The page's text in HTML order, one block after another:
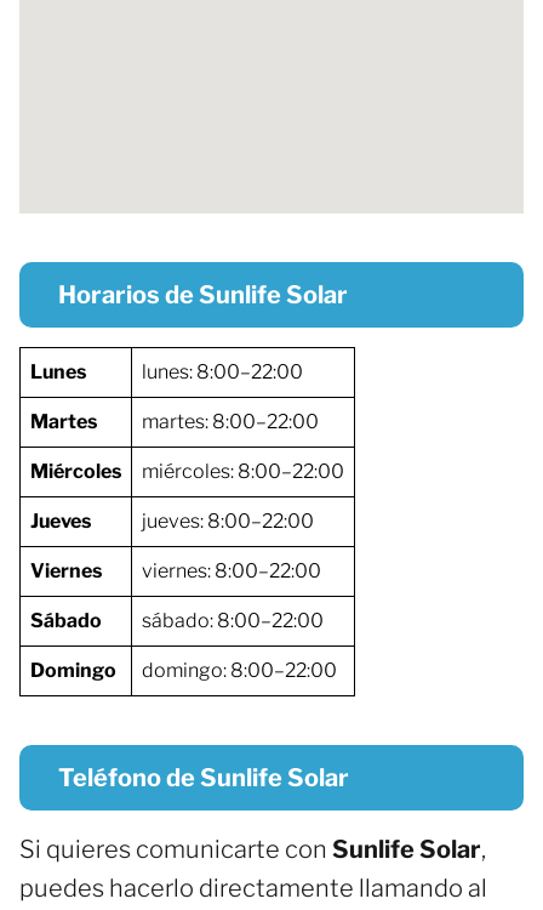
Horarios de Sunlife Solar
Lunes lunes: 8:00–22:00
Martes martes: 8:00–22:00
Miércoles miércoles: 8:00–22:00
Jueves jueves: 8:00–22:00
Viernes viernes: 8:00–22:00
Sábado sábado: 8:00–22:00
Domingo domingo: 8:00–22:00
Teléfono de Sunlife Solar
Si quieres comunicarte con Sunlife Solar,
puedes hacerlo directamente llamando al